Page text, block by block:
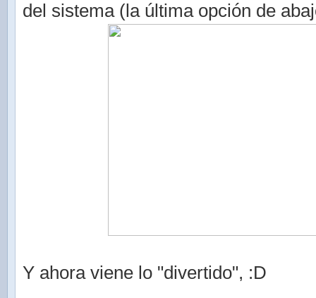
del sistema (la última opción de
Y ahora viene lo "divertido", :D